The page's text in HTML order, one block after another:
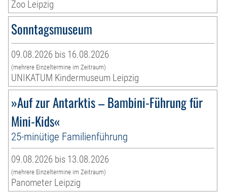
Zoo Leipzig
Sonntagsmuseum
09.08.2026 bis 16.08.2026
(mehrere Einzeltermine im Zeitraum)
UNIKATUM Kindermuseum Leipzig
»Auf zur Antarktis – Bambini-Führung für
Mini-Kids«
25-minütige Familienführung
09.08.2026 bis 13.08.2026
(mehrere Einzeltermine im Zeitraum)
Panometer Leipzig